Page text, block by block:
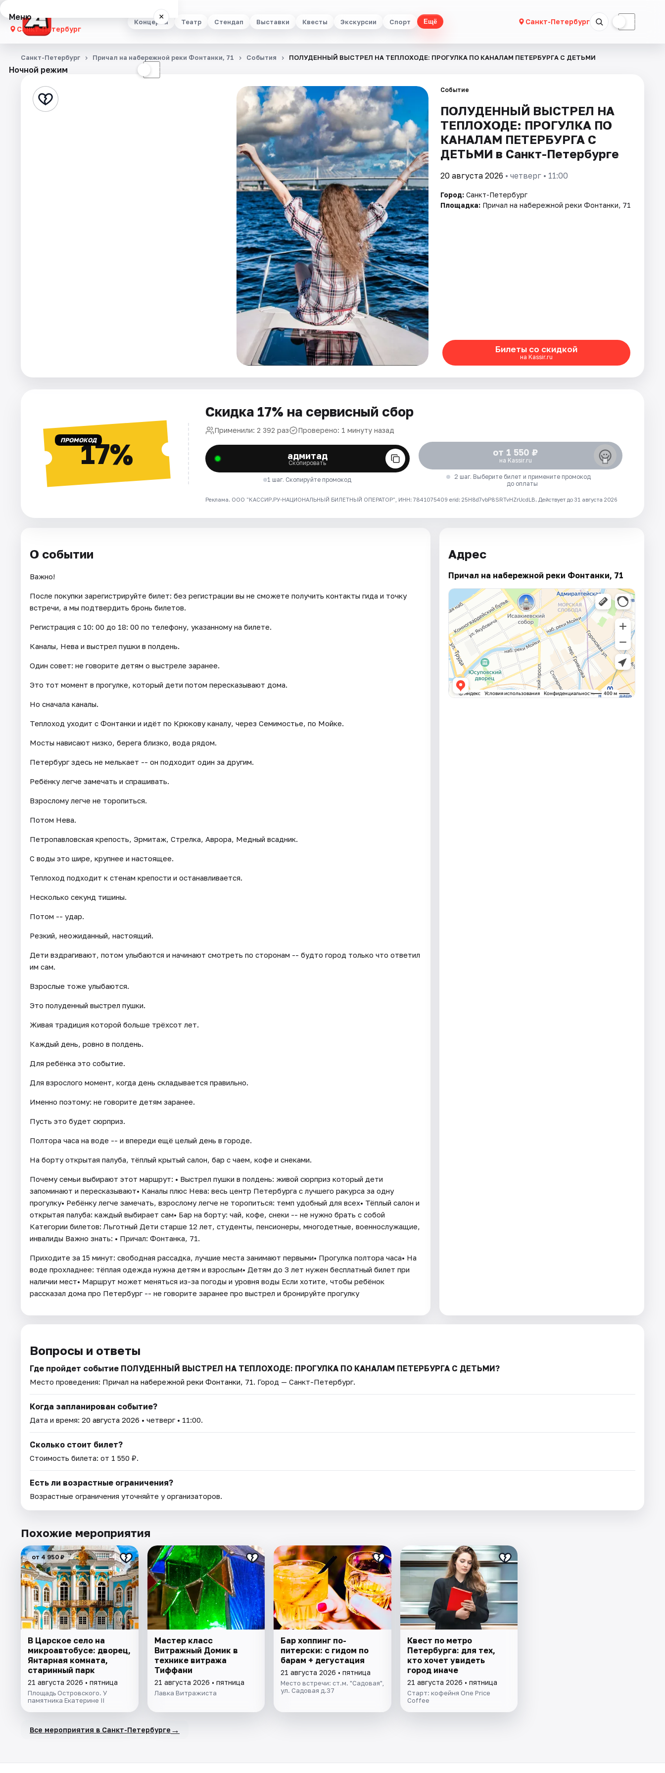
Концерты Театр Стендап Выставки Квесты Экскурсии Спорт Ещё Санкт-Петербург ☾
Меню ×
Санкт-Петербург
Концерты
Стендап
Ночной режим ☾
Санкт-Петербург Причал на набережной реки Фонтанки, 71 События ПОЛУДЕННЫЙ ВЫСТРЕЛ НА ТЕПЛОХОДЕ: ПРОГУЛКА ПО КАНАЛАМ ПЕТЕРБУРГА С ДЕТЬМИ
Событие
ПОЛУДЕННЫЙ ВЫСТРЕЛ НА
ТЕПЛОХОДЕ: ПРОГУЛКА ПО
КАНАЛАМ ПЕТЕРБУРГА С
ДЕТЬМИ в Санкт-Петербурге
20 августа 2026 • четверг • 11:00
Город: Санкт-Петербург
Площадка: Причал на набережной реки Фонтанки, 71
Билеты со скидкой
на Kassir.ru
ПРОМОКОД17%
Скидка 17% на сервисный сбор
Применили: 2 392 раз Проверено: 1 минуту назад
адмитад
Скопировать
1 шаг. Скопируйте промокод
от 1 550 ₽
на Kassir.ru
2 шаг. Выберите билет и примените промокод
до оплаты
Реклама. ООО "КАССИР.РУ-НАЦИОНАЛЬНЫЙ БИЛЕТНЫЙ ОПЕРАТОР", ИНН: 7841075409 erid: 25H8d7vbP8SRTvHZrUcdLB. Действует до 31 августа 2026
О событии
Важно!
После покупки зарегистрируйте билет: без регистрации вы не сможете получить контакты гида и точку
встречи, а мы подтвердить бронь билетов.
Регистрация с 10: 00 до 18: 00 по телефону, указанному на билете.
Каналы, Нева и выстрел пушки в полдень.
Один совет: не говорите детям о выстреле заранее.
Это тот момент в прогулке, который дети потом пересказывают дома.
Но сначала каналы.
Теплоход уходит с Фонтанки и идёт по Крюкову каналу, через Семимостье, по Мойке.
Мосты нависают низко, берега близко, вода рядом.
Петербург здесь не мелькает -- он подходит один за другим.
Ребёнку легче замечать и спрашивать.
Взрослому легче не торопиться.
Потом Нева.
Петропавловская крепость, Эрмитаж, Стрелка, Аврора, Медный всадник.
С воды это шире, крупнее и настоящее.
Теплоход подходит к стенам крепости и останавливается.
Несколько секунд тишины.
Потом -- удар.
Резкий, неожиданный, настоящий.
Дети вздрагивают, потом улыбаются и начинают смотреть по сторонам -- будто город только что ответил
им сам.
Взрослые тоже улыбаются.
Это полуденный выстрел пушки.
Живая традиция которой больше трёхсот лет.
Каждый день, ровно в полдень.
Для ребёнка это событие.
Для взрослого момент, когда день складывается правильно.
Именно поэтому: не говорите детям заранее.
Пусть это будет сюрприз.
Полтора часа на воде -- и впереди ещё целый день в городе.
На борту открытая палуба, тёплый крытый салон, бар с чаем, кофе и снеками.
Почему семьи выбирают этот маршрут: • Выстрел пушки в полдень: живой сюрприз который дети
запоминают и пересказывают• Каналы плюс Нева: весь центр Петербурга с лучшего ракурса за одну
прогулку• Ребёнку легче замечать, взрослому легче не торопиться: темп удобный для всех• Тёплый салон и
открытая палуба: каждый выбирает сам• Бар на борту: чай, кофе, снеки -- не нужно брать с собой
Категории билетов: Льготный Дети старше 12 лет, студенты, пенсионеры, многодетные, военнослужащие,
инвалиды Важно знать: • Причал: Фонтанка, 71.
Приходите за 15 минут: свободная рассадка, лучшие места занимают первыми• Прогулка полтора часа• На
воде прохладнее: тёплая одежда нужна детям и взрослым• Детям до 3 лет нужен бесплатный билет при
наличии мест• Маршрут может меняться из-за погоды и уровня воды Если хотите, чтобы ребёнок
рассказал дома про Петербург -- не говорите заранее про выстрел и бронируйте прогулку
Адрес
Причал на набережной реки Фонтанки, 71
Вопросы и ответы
Где пройдет событие ПОЛУДЕННЫЙ ВЫСТРЕЛ НА ТЕПЛОХОДЕ: ПРОГУЛКА ПО КАНАЛАМ ПЕТЕРБУРГА С ДЕТЬМИ?
Место проведения: Причал на набережной реки Фонтанки, 71. Город — Санкт-Петербург.
Когда запланирован событие?
Дата и время: 20 августа 2026 • четверг • 11:00.
Сколько стоит билет?
Стоимость билета: от 1 550 ₽.
Есть ли возрастные ограничения?
Возрастные ограничения уточняйте у организаторов.
Похожие мероприятия
от 4 950 ₽
В Царское село на
микроавтобусе: дворец,
Янтарная комната,
старинный парк
21 августа 2026 • пятница
Площадь Островского. У
памятника Екатерине II
Мастер класс
Витражный Домик в
технике витража
Тиффани
21 августа 2026 • пятница
Лавка Витражиста
Бар хоппинг по-
питерски: с гидом по
барам + дегустация
21 августа 2026 • пятница
Место встречи: ст.м. "Садовая",
ул. Садовая д.37
Квест по метро
Петербурга: для тех,
кто хочет увидеть
город иначе
21 августа 2026 • пятница
Старт: кофейня One Price
Coffee
Все мероприятия в Санкт-Петербурге →